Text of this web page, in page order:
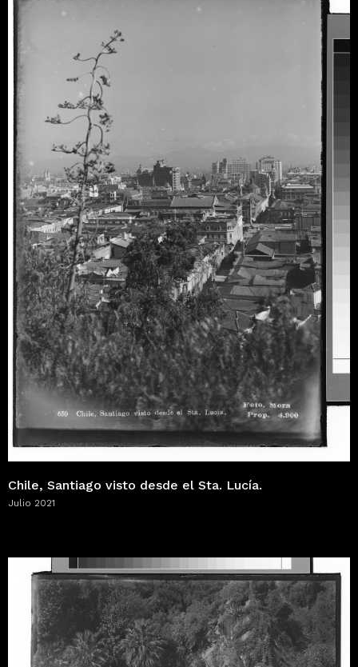
Chile, Santiago visto desde el Sta. Lucía.
Julio 2021